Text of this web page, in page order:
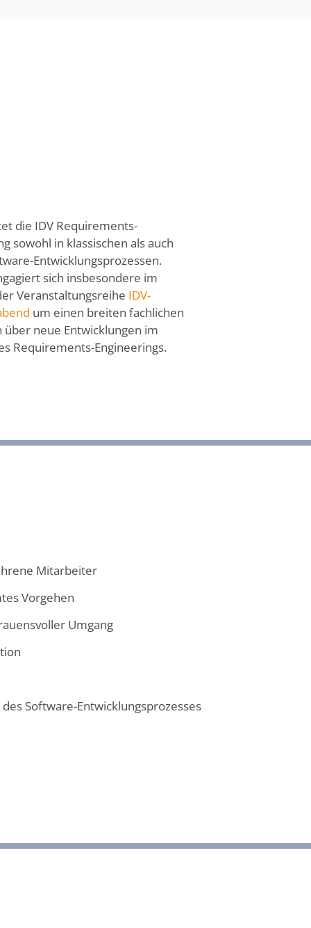
die IDV Requirements-
sowohl in klassischen als auch
Entwicklungsprozessen.
sich insbesondere im
Veranstaltungsreihe IDV-
um einen breiten fachlichen
über neue Entwicklungen im
Requirements-Engineerings.
Mitarbeiter
Vorgehen
Umgang
Software-Entwicklungsprozesses